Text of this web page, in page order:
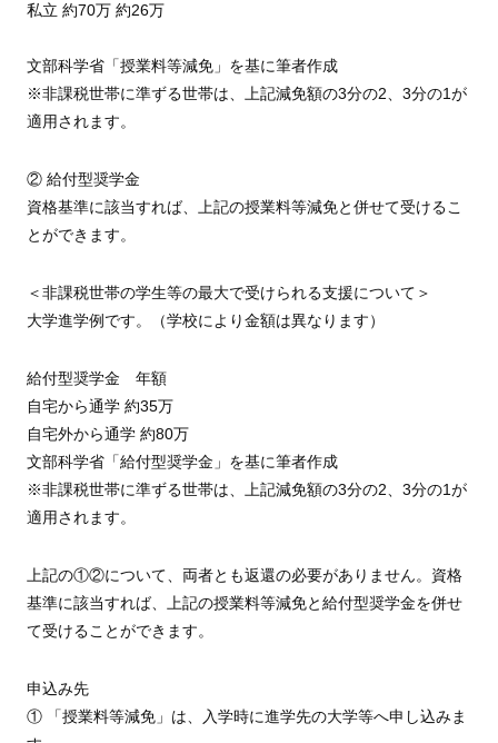
私立 約70万 約26万
文部科学省「授業料等減免」を基に筆者作成
※非課税世帯に準ずる世帯は、上記減免額の3分の2、3分の1が
適用されます。
② 給付型奨学金
資格基準に該当すれば、上記の授業料等減免と併せて受けるこ
とができます。
＜非課税世帯の学生等の最大で受けられる支援について＞
大学進学例です。（学校により金額は異なります）
給付型奨学金 年額
自宅から通学 約35万
自宅外から通学 約80万
文部科学省「給付型奨学金」を基に筆者作成
※非課税世帯に準ずる世帯は、上記減免額の3分の2、3分の1が
適用されます。
上記の①②について、両者とも返還の必要がありません。資格
基準に該当すれば、上記の授業料等減免と給付型奨学金を併せ
て受けることができます。
申込み先
① 「授業料等減免」は、入学時に進学先の大学等へ申し込みま